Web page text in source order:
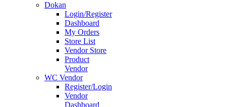
Dokan
Login/Register
Dashboard
My Orders
Store List
Vendor Store
Product
Vendor
WC Vendor
Register/Login
Vendor
Dashboard